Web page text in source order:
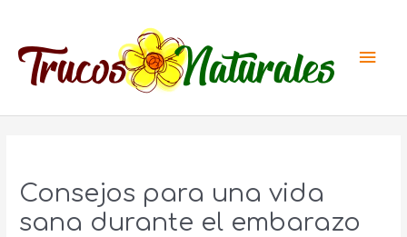
contenido
Consejos para una vida
sana durante el embarazo